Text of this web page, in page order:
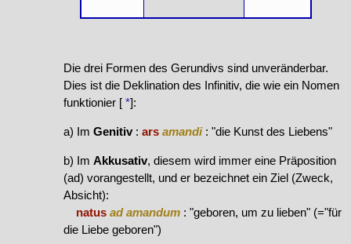
Die drei Formen des Gerundivs sind unveränderbar.
Dies ist die Deklination des Infinitiv, die wie ein Nomen
funktionier [ *]:
a) Im Genitiv : ars amandi: "die Kunst des Liebens"
b) Im Akkusativ, diesem wird immer eine Präposition
(ad) vorangestellt, und er bezeichnet ein Ziel (Zweck,
Absicht):
natus ad amandum: "geboren, um zu lieben" (="für
die Liebe geboren")